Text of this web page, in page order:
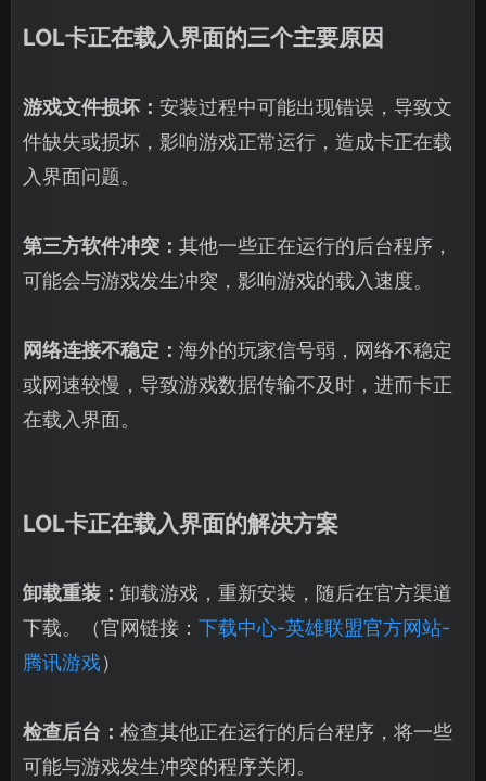
LOL卡正在载入界面的三个主要原因
游戏文件损坏： 安装过程中可能出现错误，导致文
件缺失或损坏，影响游戏正常运行，造成卡正在载
入界面问题。
第三方软件冲突： 其他一些正在运行的后台程序，
可能会与游戏发生冲突，影响游戏的载入速度。
网络连接不稳定： 海外的玩家信号弱，网络不稳定
或网速较慢，导致游戏数据传输不及时，进而卡正
在载入界面。
LOL卡正在载入界面的解决方案
卸载重装： 卸载游戏，重新安装，随后在官方渠道
下载。（官网链接： 下载中心-英雄联盟官方网站-
腾讯游戏）
检查后台： 检查其他正在运行的后台程序，将一些
可能与游戏发生冲突的程序关闭。